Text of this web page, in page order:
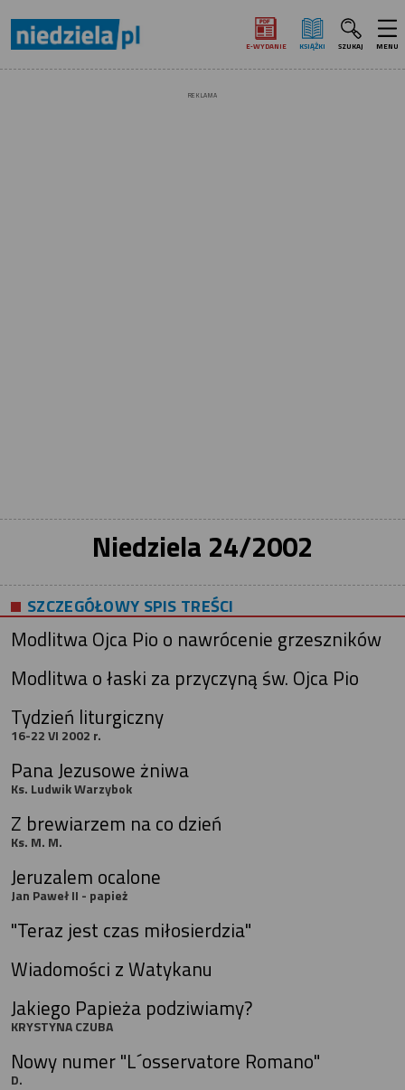
E‑WYDANIE KSIĄŻKI SZUKAJ MENU
REKLAMA
Niedziela 24/2002
SZCZEGÓŁOWY SPIS TREŚCI
Modlitwa Ojca Pio o nawrócenie grzeszników
Modlitwa o łaski za przyczyną św. Ojca Pio
Tydzień liturgiczny
16-22 VI 2002 r.
Pana Jezusowe żniwa
Ks. Ludwik Warzybok
Z brewiarzem na co dzień
Ks. M. M.
Jeruzalem ocalone
Jan Paweł II - papież
"Teraz jest czas miłosierdzia"
Wiadomości z Watykanu
Jakiego Papieża podziwiamy?
KRYSTYNA CZUBA
Nowy numer "L´osservatore Romano"
D.